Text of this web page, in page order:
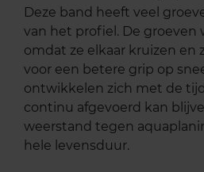
Deze band heeft veel
van het profiel. De groeven
omdat ze elkaar kruizen en
voor een betere grip op
ontwikkelen zich met de
continu afgevoerd kan
weerstand tegen
hele levensduur.